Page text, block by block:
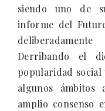
siendo uno de
informe del
Derribando el
popularidad
algunos ámbitos
amplio consenso